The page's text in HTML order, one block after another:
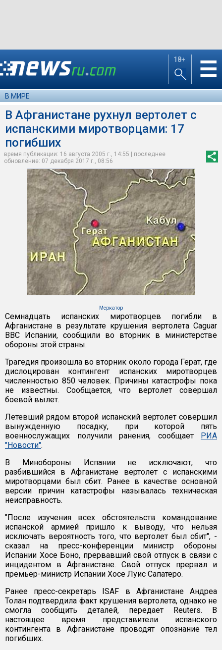
18+ ☰
В МИРЕ
В Афганистане рухнул вертолет с
испанскими миротворцами: 17
погибших
время публикации: 16 августа 2005 г., 14:55 | последнее
обновление: 07 декабря 2017 г., 08:56
Меркатор
Семнадцать испанских миротворцев погибли в
Афганистане в результате крушения вертолета Caguar
ВВС Испании, сообщили во вторник в министерстве
обороны этой страны.
Трагедия произошла во вторник около города Герат, где
дислоцирован контингент испанских миротворцев
численностью 850 человек. Причины катастрофы пока
не известны. Сообщается, что вертолет совершал
боевой вылет.
Летевший рядом второй испанский вертолет совершил
вынужденную посадку, при которой пять
военнослужащих получили ранения, сообщает РИА
"Новости".
В Минобороны Испании не исключают, что
разбившийся в Афганистане вертолет с испанскими
миротворцами был сбит. Ранее в качестве основной
версии причин катастрофы называлась техническая
неисправность.
"После изучения всех обстоятельств командование
испанской армией пришло к выводу, что нельзя
исключать вероятность того, что вертолет был сбит", -
сказал на пресс-конференции министр обороны
Испании Хосе Боно, прервавший свой отпуск в связи с
инцидентом в Афганистане. Свой отпуск прервал и
премьер-министр Испании Хосе Луис Сапатеро.
Ранее пресс-секретарь ISAF в Афганистане Андреа
Толан подтвердила факт крушения вертолета, однако не
смогла сообщить деталей, передает Reuters. В
настоящее время представители испанского
контингента в Афганистане проводят опознание тел
погибших.